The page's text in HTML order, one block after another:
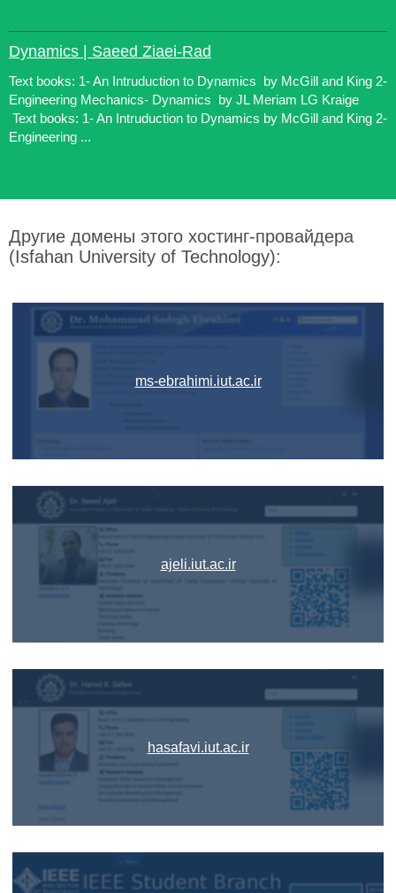
Dynamics | Saeed Ziaei-Rad
Text books: 1- An Intruduction to Dynamics by McGill and King 2-
Engineering Mechanics- Dynamics by JL Meriam LG Kraige
Text books: 1- An Intruduction to Dynamics by McGill and King 2-
Engineering ...
Другие домены этого хостинг-провайдера
(Isfahan University of Technology):
ms-ebrahimi.iut.ac.ir
ajeli.iut.ac.ir
hasafavi.iut.ac.ir